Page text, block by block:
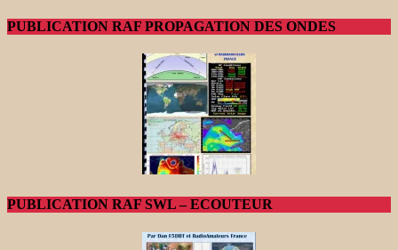
PUBLICATION RAF PROPAGATION DES ONDES
PUBLICATION RAF SWL – ECOUTEUR